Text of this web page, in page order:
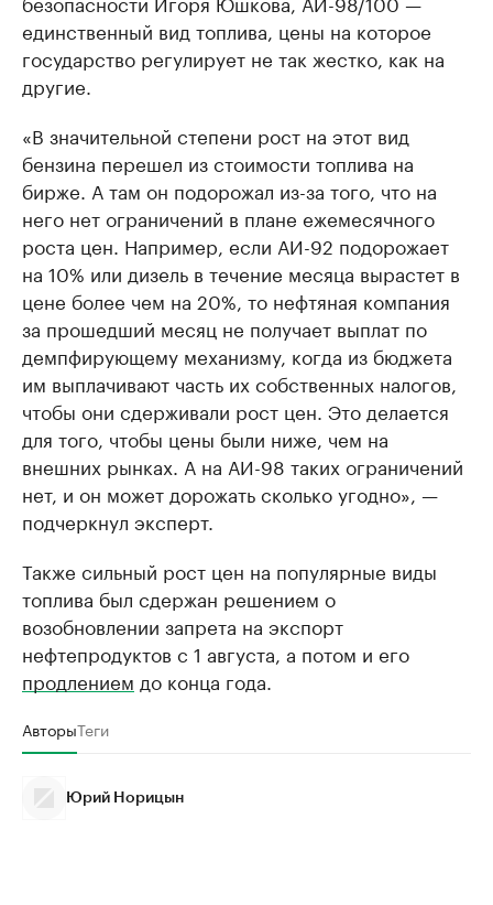
единственный вид топлива, цены на которое
государство регулирует не так жестко, как на
другие.
«В значительной степени рост на этот вид
бензина перешел из стоимости топлива на
бирже. А там он подорожал из-за того, что на
него нет ограничений в плане ежемесячного
роста цен. Например, если АИ-92 подорожает
на 10% или дизель в течение месяца вырастет в
цене более чем на 20%, то нефтяная компания
за прошедший месяц не получает выплат по
демпфирующему механизму, когда из бюджета
им выплачивают часть их собственных налогов,
чтобы они сдерживали рост цен. Это делается
для того, чтобы цены были ниже, чем на
внешних рынках. А на АИ-98 таких ограничений
нет, и он может дорожать сколько угодно», —
подчеркнул эксперт.
Также сильный рост цен на популярные виды
топлива был сдержан решением о
возобновлении запрета на экспорт
нефтепродуктов c 1 августа, а потом и его
продлением до конца года.
АвторыТеги
Юрий Норицын